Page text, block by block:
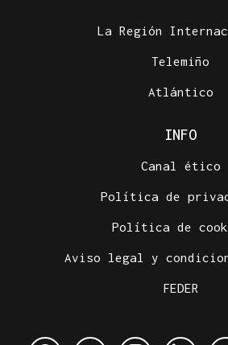
La Región
Telemiño
Atlántico
INFO
Canal ético
Política de
Política de
Aviso legal y
FEDER